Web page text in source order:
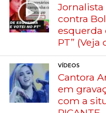
contra
esquerda
PT” (Veja
VÍDEOS
Cantora
em
com a